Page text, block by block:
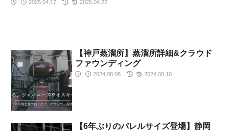
2025.04.17 2025.04.22
【神戸蒸溜所】蒸溜所詳細&クラウド
ファウンディング
2024.08.08 2024.08.10
【6年ぶりのバレルサイズ登場】静岡